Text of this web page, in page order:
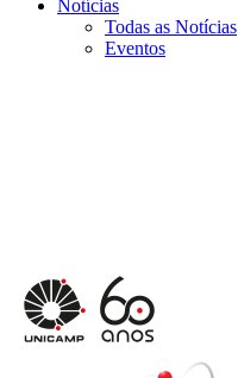
Notícias
Todas as Notícias
Eventos